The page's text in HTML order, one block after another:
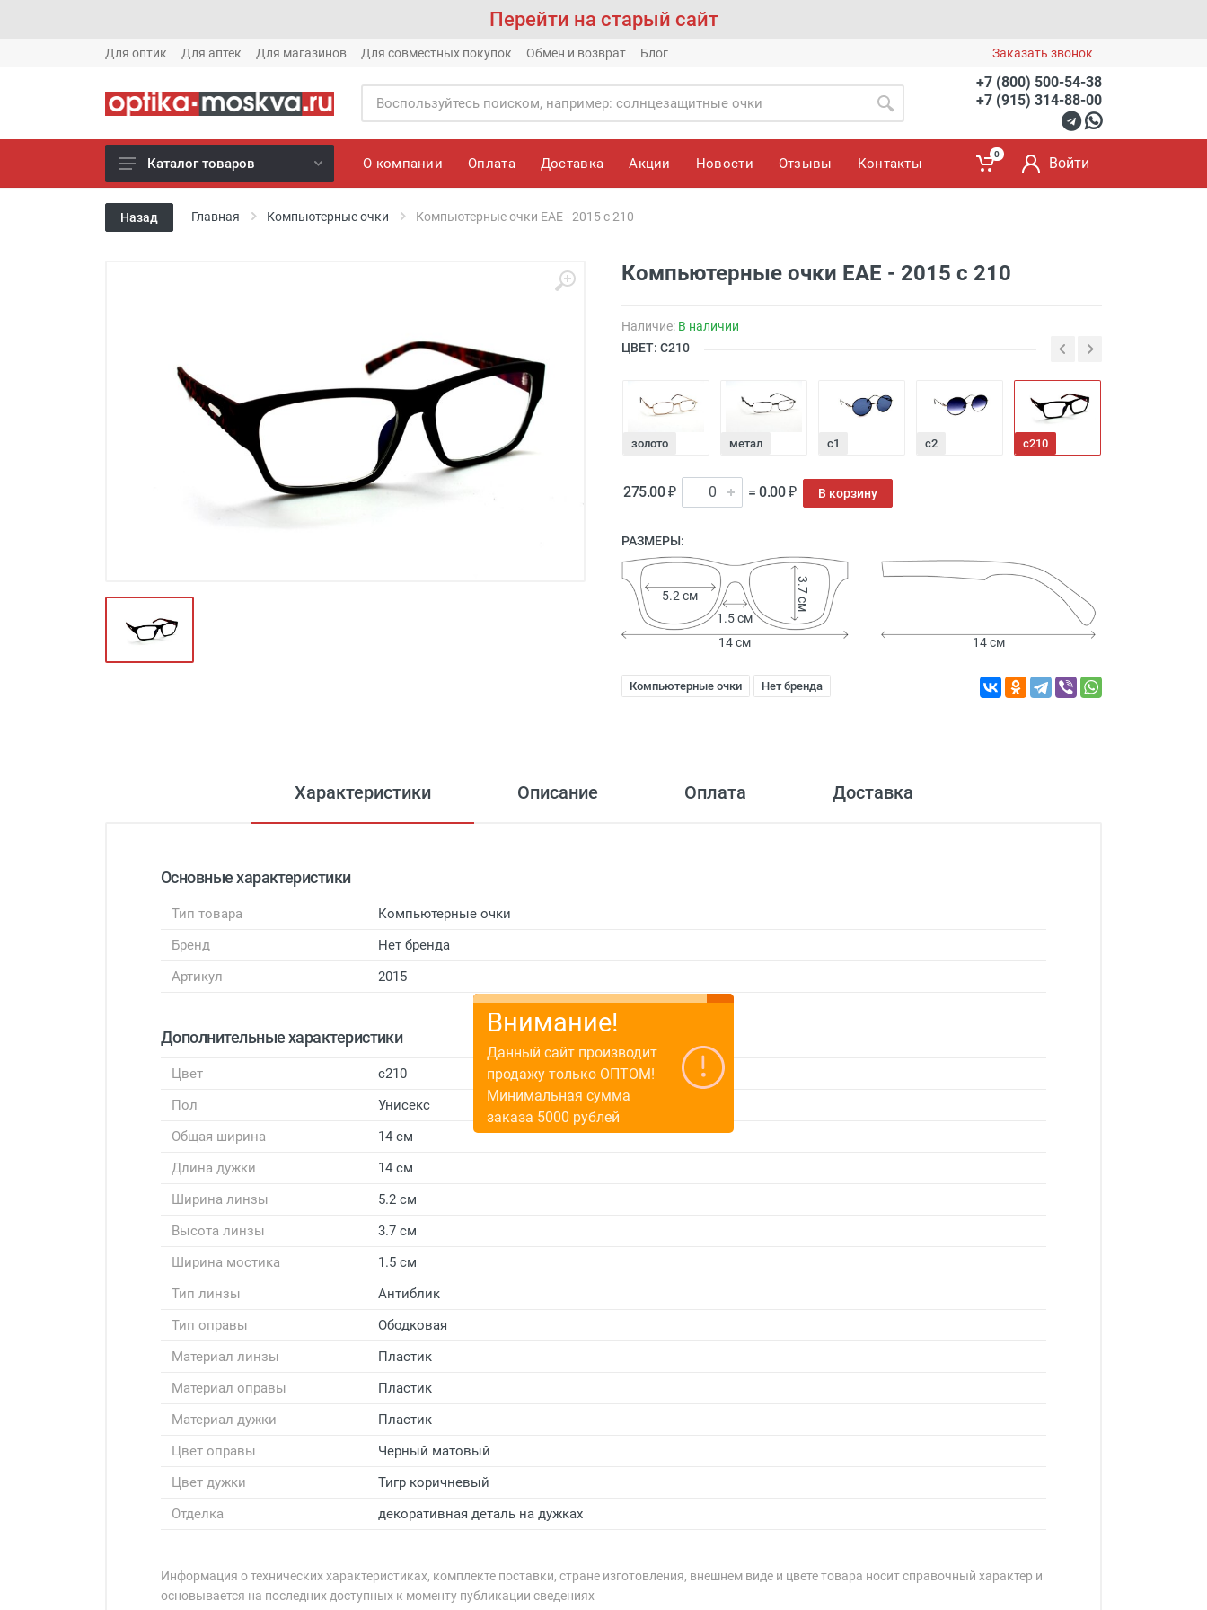
Перейти на старый сайт
Для оптик Для аптек Для магазинов Для совместных покупок Обмен и возврат Блог Заказать звонок
+7 (800) 500-54-38
+7 (915) 314-88-00
Новое готовые очки (1621)
Новое солнце (1613)
Известные бренды (212)
Футляры и мешки (1412)
Красота и здоровье (353)
Атрибуты для оптики (59)
Каталог товаров О компании Оплата Доставка Акции Новости Отзывы Контакты
0
Войти
Назад Главная Компьютерные очки Компьютерные очки EAE - 2015 с 210
Компьютерные очки EAE - 2015 с 210
Наличие: В наличии
ЦВЕТ: С210
золото метал с1 с2 с210
275.00 ₽ = 0.00 ₽ В корзину
РАЗМЕРЫ:
1.5 см
5.2 см 3.7 см
14 см 14 см
Компьютерные очки Нет бренда
Характеристики Описание Оплата Доставка
Основные характеристики
Тип товара
Компьютерные очки
Бренд
Нет бренда
Артикул
2015
Дополнительные характеристики
Цвет
с210
Пол
Унисекс
Общая ширина
14 см
Длина дужки
14 см
Ширина линзы
5.2 см
Высота линзы
3.7 см
Ширина мостика
1.5 см
Тип линзы
Антиблик
Тип оправы
Ободковая
Материал линзы
Пластик
Материал оправы
Пластик
Материал дужки
Пластик
Цвет оправы
Черный матовый
Цвет дужки
Тигр коричневый
Отделка
декоративная деталь на дужках
Информация о технических характеристиках, комплекте поставки, стране изготовления, внешнем виде и цвете товара носит справочный характер и
основывается на последних доступных к моменту публикации сведениях
Внимание!
Данный сайт производит
продажу только ОПТОМ!
Минимальная сумма
заказа 5000 рублей